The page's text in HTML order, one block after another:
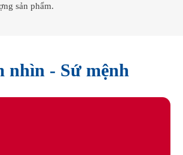
sản phẩm.
nhìn - Sứ mệnh